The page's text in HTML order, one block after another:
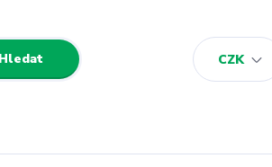
CZK
Hledat